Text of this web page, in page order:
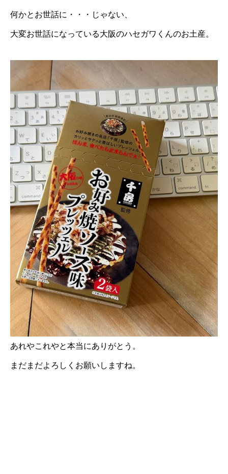
何かとお世話に・・・じゃない、
大変お世話になっている大阪のハセガワくんのお土産。
あれやこれやと本当にありがとう。
まだまだよろしくお願いしますね。